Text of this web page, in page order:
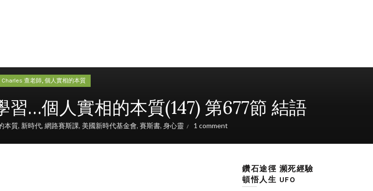
Charles 查老師, 個人實相的本質
…個人實相的本質(147) 第677節 結語
本質, 新時代, 網路賽斯課, 美國新時代基金會, 賽斯書, 身心靈 1 comment
鑽石途徑 瀕死經驗
頓悟人生 UFO